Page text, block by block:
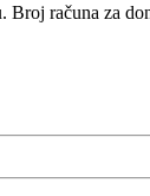
Broj računa za